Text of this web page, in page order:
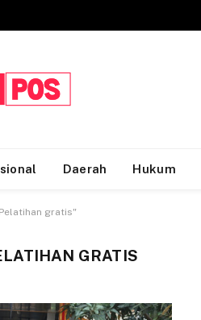
Daerah Hukum
gratis"
GRATIS